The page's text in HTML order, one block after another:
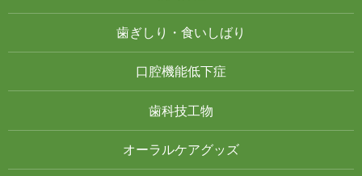
歯ぎしり・食いしばり
口腔機能低下症
歯科技工物
オーラルケアグッズ